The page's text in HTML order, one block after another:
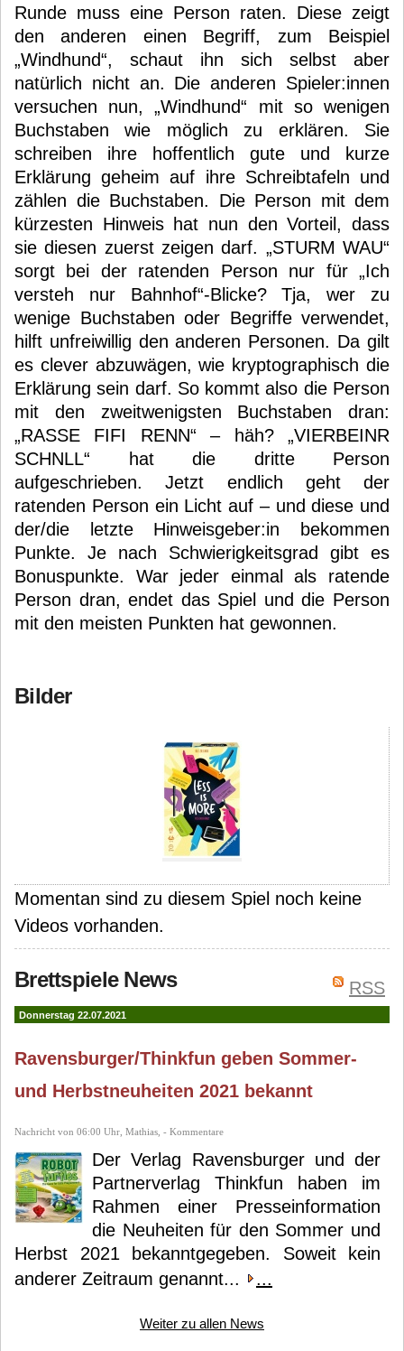
Runde muss eine Person raten. Diese zeigt
den anderen einen Begriff, zum Beispiel
„Windhund“, schaut ihn sich selbst aber
natürlich nicht an. Die anderen Spieler:innen
versuchen nun, „Windhund“ mit so wenigen
Buchstaben wie möglich zu erklären. Sie
schreiben ihre hoffentlich gute und kurze
Erklärung geheim auf ihre Schreibtafeln und
zählen die Buchstaben. Die Person mit dem
kürzesten Hinweis hat nun den Vorteil, dass
sie diesen zuerst zeigen darf. „STURM WAU“
sorgt bei der ratenden Person nur für „Ich
versteh nur Bahnhof“-Blicke? Tja, wer zu
wenige Buchstaben oder Begriffe verwendet,
hilft unfreiwillig den anderen Personen. Da gilt
es clever abzuwägen, wie kryptographisch die
Erklärung sein darf. So kommt also die Person
mit den zweitwenigsten Buchstaben dran:
„RASSE FIFI RENN“ – häh? „VIERBEINR
SCHNLL“ hat die dritte Person
aufgeschrieben. Jetzt endlich geht der
ratenden Person ein Licht auf – und diese und
der/die letzte Hinweisgeber:in bekommen
Punkte. Je nach Schwierigkeitsgrad gibt es
Bonuspunkte. War jeder einmal als ratende
Person dran, endet das Spiel und die Person
mit den meisten Punkten hat gewonnen.
Bilder
Momentan sind zu diesem Spiel noch keine
Videos vorhanden.
RSS
Brettspiele News
Donnerstag 22.07.2021
Ravensburger/Thinkfun geben Sommer-
und Herbstneuheiten 2021 bekannt
Nachricht von 06:00 Uhr, Mathias, - Kommentare
Der Verlag Ravensburger und der
Partnerverlag Thinkfun haben im
Rahmen einer Presseinformation
die Neuheiten für den Sommer und
Herbst 2021 bekanntgegeben. Soweit kein
anderer Zeitraum genannt...
...
Weiter zu allen News